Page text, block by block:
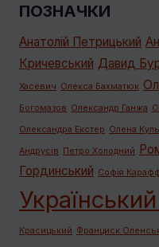
ПОЗНАЧКИ
Анатолій Петрицький
Кричевський Давид
Хасевич Олекса Бахматюк
Богомазов Олександр Ганжа
Олександра Екстер Олена
Андрусів Петро Холодний
Гординський Софія
Красицький Франциск